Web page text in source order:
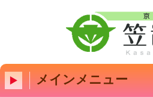
メインメニュー